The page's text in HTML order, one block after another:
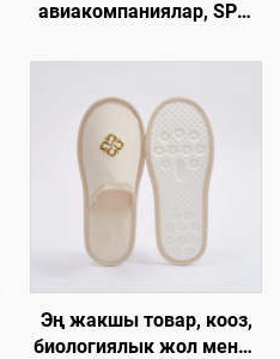
авиакомпаниялар, SPA,
үчүн, колдонулгандан
жумшак, ыңгайлуу
панчык, мейманхана
бөлмөлөрү үчүн
Эң жакшы товар, кооз,
биологиялык жол менен